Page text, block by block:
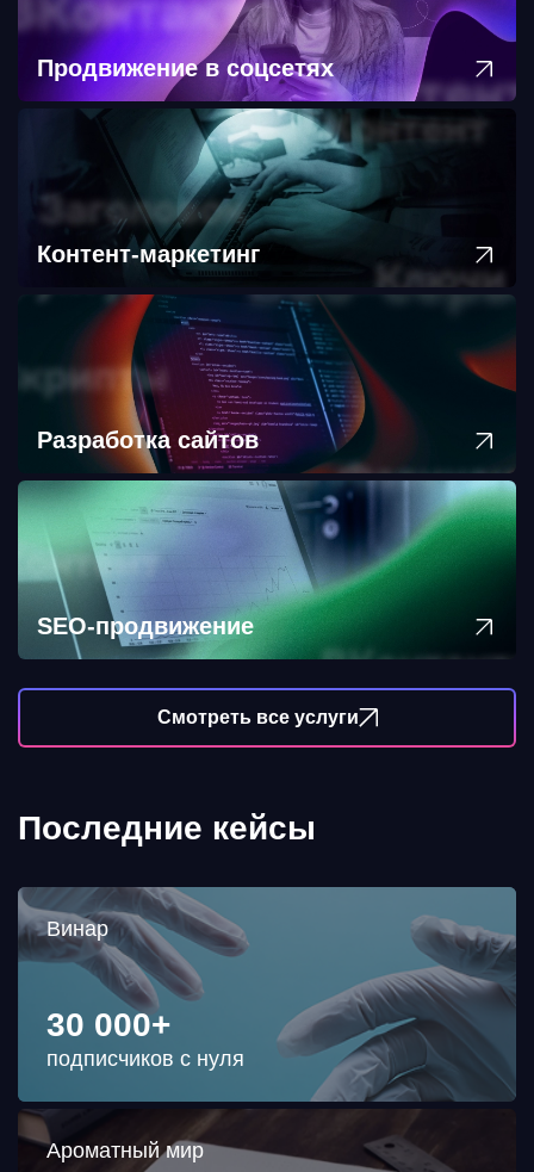
Продвижение в соцсетях
Контент-маркетинг
Разработка сайтов
SEO-продвижение
Смотреть все услуги
Последние кейсы
Винар
30 000+
подписчиков с нуля
Ароматный мир